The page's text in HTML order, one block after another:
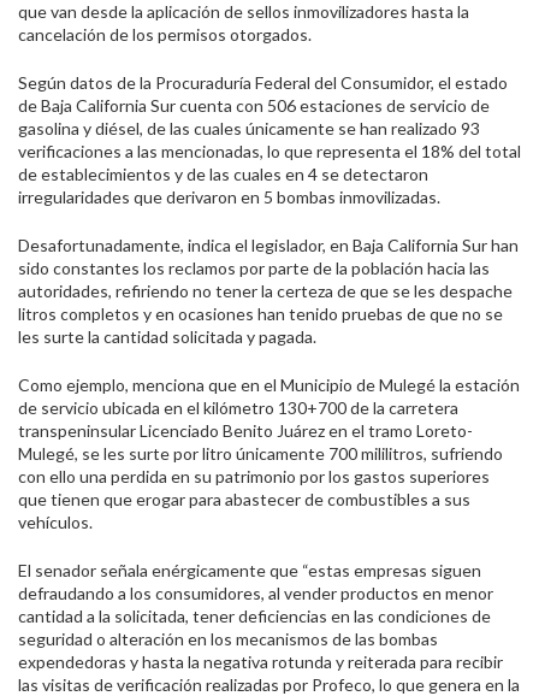
que van desde la aplicación de sellos inmovilizadores hasta la
cancelación de los permisos otorgados.
Según datos de la Procuraduría Federal del Consumidor, el estado
de Baja California Sur cuenta con 506 estaciones de servicio de
gasolina y diésel, de las cuales únicamente se han realizado 93
verificaciones a las mencionadas, lo que representa el 18% del total
de establecimientos y de las cuales en 4 se detectaron
irregularidades que derivaron en 5 bombas inmovilizadas.
Desafortunadamente, indica el legislador, en Baja California Sur han
sido constantes los reclamos por parte de la población hacia las
autoridades, refiriendo no tener la certeza de que se les despache
litros completos y en ocasiones han tenido pruebas de que no se
les surte la cantidad solicitada y pagada.
Como ejemplo, menciona que en el Municipio de Mulegé la estación
de servicio ubicada en el kilómetro 130+700 de la carretera
transpeninsular Licenciado Benito Juárez en el tramo Loreto-
Mulegé, se les surte por litro únicamente 700 mililitros, sufriendo
con ello una perdida en su patrimonio por los gastos superiores
que tienen que erogar para abastecer de combustibles a sus
vehículos.
El senador señala enérgicamente que “estas empresas siguen
defraudando a los consumidores, al vender productos en menor
cantidad a la solicitada, tener deficiencias en las condiciones de
seguridad o alteración en los mecanismos de las bombas
expendedoras y hasta la negativa rotunda y reiterada para recibir
las visitas de verificación realizadas por Profeco, lo que genera en la